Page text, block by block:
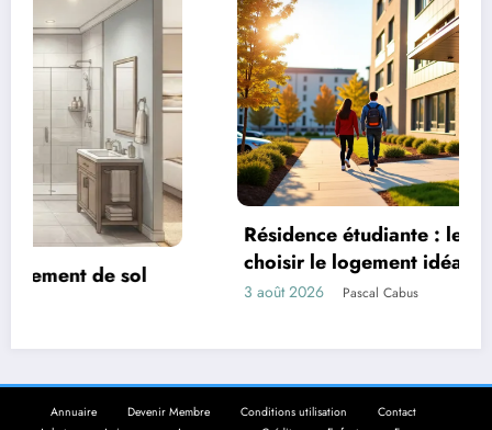
Résidence étudiante : le guide complet pour
choisir le logement idéal proche de son
campus
Pascal Cabus
Annuaire Devenir Membre Conditions utilisation
Contact